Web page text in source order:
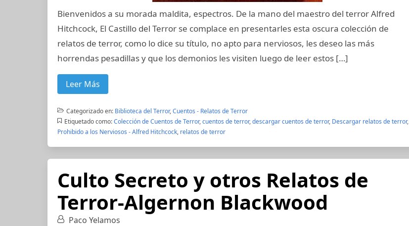
Bienvenidos a su morada maldita, espectros. De la mano del maestro del terror Alfred
Hitchcock, El Castillo del Terror se complace en presentarles esta oscura colección de
relatos de terror, como lo dice su título, no apto para nerviosos, les deseo las más
horrendas pesadillas y que los demonios les visiten luego de leer estos […]
Leer Más
Categorizado en: Biblioteca del Terror,Cuentos - Relatos de Terror
Etiquetado como: Colección de Cuentos de Terror,cuentos de terror,descargar cuentos de terror, Descargar relatos de terror,
Prohibido a los Nerviosos - Alfred Hitchcock, relatos de terror
Culto Secreto y otros Relatos de
Terror-Algernon Blackwood
Paco Yelamos